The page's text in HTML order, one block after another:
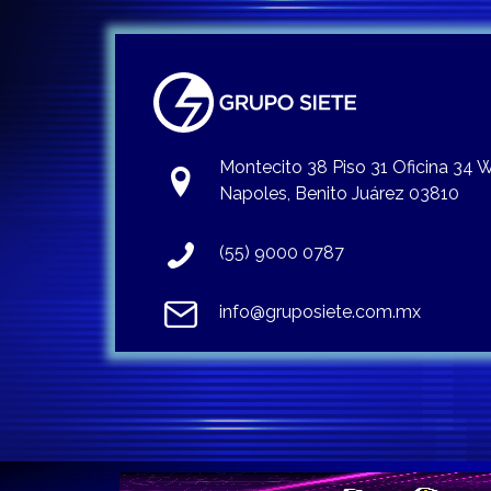
Montecito 38 Piso 31 Oficina 34
Napoles, Benito Juárez 03810
(55) 9000 0787
info@gruposiete.com.mx